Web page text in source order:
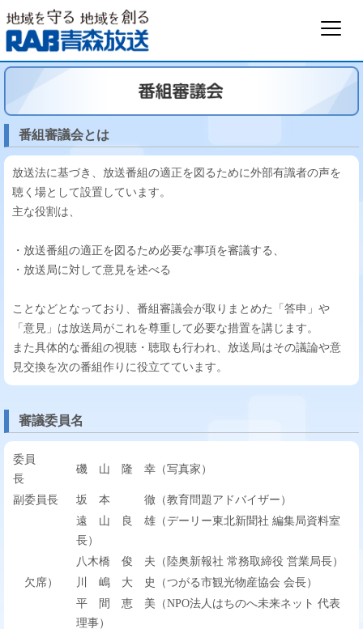
番組審議会とは
放送法に基づき、放送番組の適正を図るために外部有識者の声を
聴く場として設置しています。
主な役割は、
・放送番組の適正を図るため必要な事項を審議する、
・放送局に対して意見を述べる
ことなどとなっており、番組審議会が取りまとめた「答申」や
「意見」は放送局がこれを尊重して必要な措置を講じます。
また具体的な番組の視聴・聴取も行われ、放送局はその議論や意
見交換を次の番組作りに役立てています。
審議委員名
委員
長
磯 山 隆 幸（写真家）
副委員長
坂 本 徹（教育問題アドバイザー）
遠 山 良 雄（デーリー東北新聞社 編集局資料室
長）
八木橋 俊 夫（陸奥新報社 常務取締役 営業局長）
欠席）
川 嶋 大 史（つがる市観光物産協会 会長）
平 間 恵 美（NPO法人はちのへ未来ネット 代表
理事）